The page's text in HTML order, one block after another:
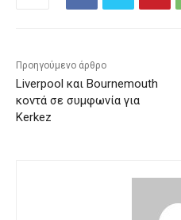
Προηγούμενο άρθρο
Liverpool και Bournemouth
κοντά σε συμφωνία για
Kerkez